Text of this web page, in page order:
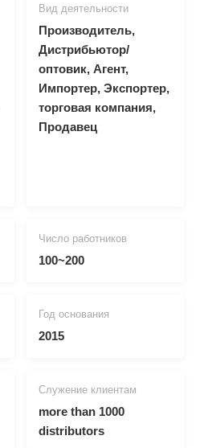
Вид деятельности
Производитель,
Дистрибьютор/
оптовик, Агент,
Импортер, Экспортер,
торговая компания,
Продавец
Число работников
100~200
Год основания
2015
Служение клиентам
more than 1000
distributors